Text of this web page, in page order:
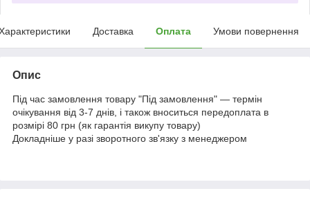
Доставка Оплата Умови повернення
Опис
Під час замовлення товару "Під замовлення" — термін
очікування від 3-7 днів, і також вноситься передоплата в
розмірі 80 грн (як гарантія викупу товару)
Докладніше у разі зворотного зв'язку з менеджером